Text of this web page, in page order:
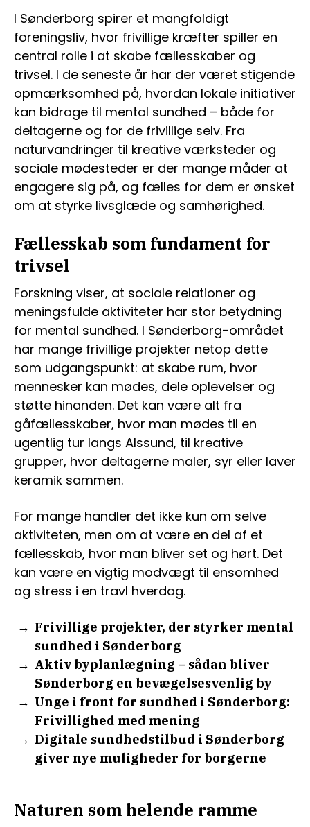
I Sønderborg spirer et mangfoldigt
foreningsliv, hvor frivillige kræfter spiller en
central rolle i at skabe fællesskaber og
trivsel. I de seneste år har der været stigende
opmærksomhed på, hvordan lokale initiativer
kan bidrage til mental sundhed – både for
deltagerne og for de frivillige selv. Fra
naturvandringer til kreative værksteder og
sociale mødesteder er der mange måder at
engagere sig på, og fælles for dem er ønsket
om at styrke livsglæde og samhørighed.
Fællesskab som fundament for
trivsel
Forskning viser, at sociale relationer og
meningsfulde aktiviteter har stor betydning
for mental sundhed. I Sønderborg-området
har mange frivillige projekter netop dette
som udgangspunkt: at skabe rum, hvor
mennesker kan mødes, dele oplevelser og
støtte hinanden. Det kan være alt fra
gåfællesskaber, hvor man mødes til en
ugentlig tur langs Alssund, til kreative
grupper, hvor deltagerne maler, syr eller laver
keramik sammen.
For mange handler det ikke kun om selve
aktiviteten, men om at være en del af et
fællesskab, hvor man bliver set og hørt. Det
kan være en vigtig modvægt til ensomhed
og stress i en travl hverdag.
Frivillige projekter, der styrker mental
sundhed i Sønderborg
Aktiv byplanlægning – sådan bliver
Sønderborg en bevægelsesvenlig by
Unge i front for sundhed i Sønderborg:
Frivillighed med mening
Digitale sundhedstilbud i Sønderborg
giver nye muligheder for borgerne
Naturen som helende ramme